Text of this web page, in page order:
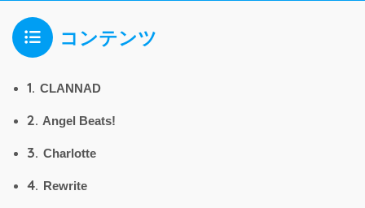
コンテンツ
1. CLANNAD
2. Angel Beats!
3. Charlotte
4. Rewrite